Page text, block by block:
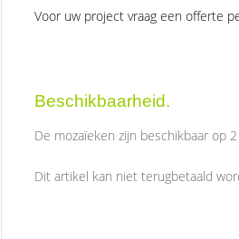
Voor uw project vraag een offerte
Beschikbaarheid.
De mozaïeken zijn beschikbaar op
Dit artikel kan niet terugbetaald